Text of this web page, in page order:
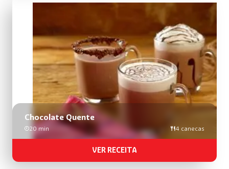
Chocolate Quente
20 min 4 canecas
VER RECEITA